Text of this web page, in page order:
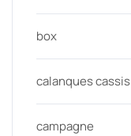
box
calanques cassis
campagne